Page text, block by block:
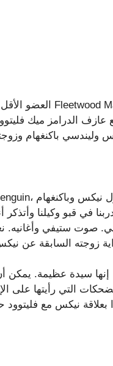
عازف الدرامز ميك
“لقد تدربنا في قبو وكيلنا
التي رأيتها على